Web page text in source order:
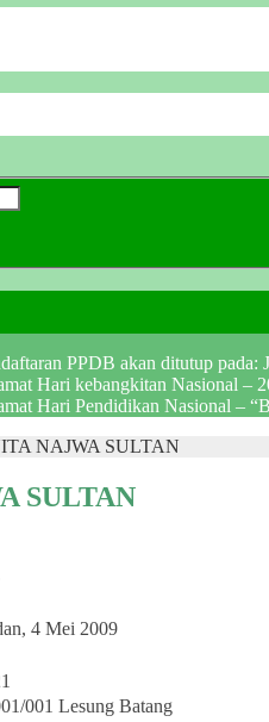
PPDB akan ditutup
Hari kebangkitan Nasional –
Hari Pendidikan Nasional –
NAJWA SULTAN
SULTAN
4 Mei 2009
001 Lesung Batang